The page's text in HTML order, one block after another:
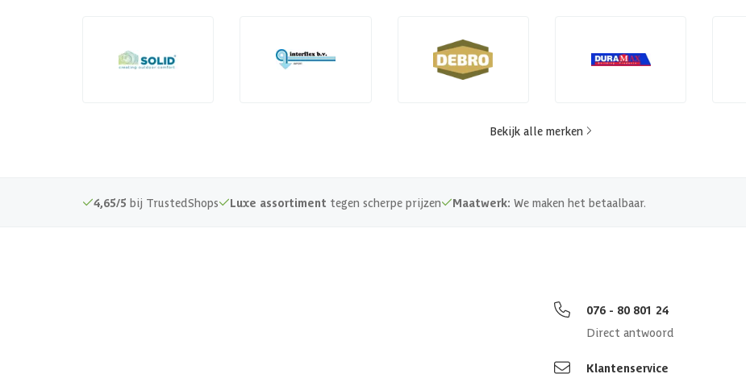
Bekijk alle merken
4,65/5 bij TrustedShops Luxe assortiment tegen scherpe prijzen Maatwerk: We maken het betaalbaar.
076 - 80 801 24
Direct antwoord
Klantenservice